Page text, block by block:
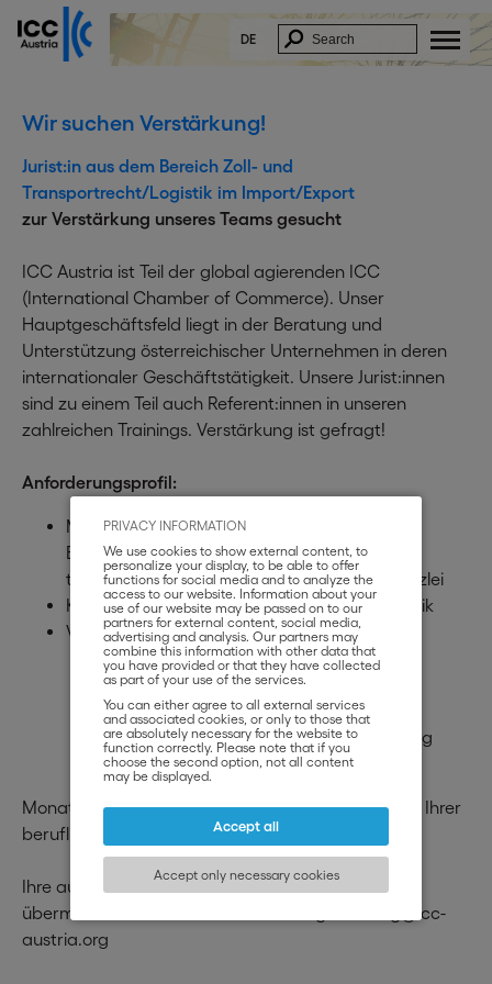
PRIVACY INFORMATION
We use cookies to show external content, to
personalize your display, to be able to offer
functions for social media and to analyze the
access to our website. Information about your
use of our website may be passed on to our
partners for external content, social media,
advertising and analysis. Our partners may
combine this information with other data that
you have provided or that they have collected
as part of your use of the services.
You can either agree to all external services
and associated cookies, or only to those that
are absolutely necessary for the website to
function correctly. Please note that if you
choose the second option, not all content
may be displayed.
Accept all
Accept only necessary cookies
DE
Wir suchen Verstärkung!
Jurist:in aus dem Bereich Zoll- und
Transportrecht/Logistik im Import/Export
zur Verstärkung unseres Teams gesucht
ICC Austria ist Teil der global agierenden ICC
(International Chamber of Commerce). Unser
Hauptgeschäftsfeld liegt in der Beratung und
Unterstützung österreichischer Unternehmen in deren
internationaler Geschäftstätigkeit. Unsere Jurist:innen
sind zu einem Teil auch Referent:innen in unseren
zahlreichen Trainings. Verstärkung ist gefragt!
Anforderungsprofil:
Mind. 3 Jahre Berufserfahrung als Jurist:in für
Export-Importverträge in einem international
tätigen Unternehmen oder einer Anwaltskanzlei
Kenntnisse im Zoll- und Transportrecht/Logistik
Von Vorteil:
Englisch verhandlungssicher
Social Media Kompetenz
Kenntnis ausländischer Rechtssysteme
(Auslandsstudium oder Arbeitserfahrung
etc.)
Monatsbruttogehalt ab EUR 3.500,- abhängig von Ihrer
beruflichen Qualifikation und Erfahrung.
Ihre aussagekräftigen Bewerbungsunterlagen
übermitteln Sie an: Frau Claudia König: c.koenig@icc-
austria.org